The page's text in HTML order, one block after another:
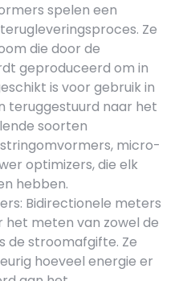
spelen een
Ze
die door de
geproduceerd om in
is voor gebruik in
teruggestuurd naar het
soorten
micro-
optimizers, die elk
hebben.
Bidirectionele meters
het meten van zowel de
de stroomafgifte. Ze
hoeveel energie er